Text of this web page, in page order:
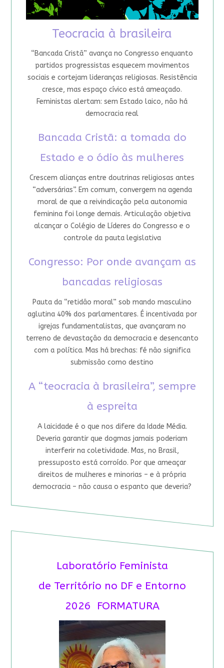
Teocracia à brasileira
“Bancada Cristã” avança no Congresso enquanto
partidos progressistas esquecem movimentos
sociais e cortejam lideranças religiosas. Resistência
cresce, mas espaço cívico está ameaçado.
Feministas alertam: sem Estado laico, não há
democracia real
Bancada Cristã: a tomada do
Estado e o ódio às mulheres
Crescem alianças entre doutrinas religiosas antes
“adversárias”. Em comum, convergem na agenda
moral de que a reivindicação pela autonomia
feminina foi longe demais. Articulação objetiva
alcançar o Colégio de Líderes do Congresso e o
controle da pauta legislativa
Congresso: Por onde avançam as
bancadas religiosas
Pauta da “retidão moral” sob mando masculino
aglutina 40% dos parlamentares. É incentivada por
igrejas fundamentalistas, que avançaram no
terreno de devastação da democracia e desencanto
com a política. Mas há brechas: fé não significa
submissão como destino
A “teocracia à brasileira”, sempre
à espreita
A laicidade é o que nos difere da Idade Média.
Deveria garantir que dogmas jamais poderiam
interferir na coletividade. Mas, no Brasil,
pressuposto está corroído. Por que ameaçar
direitos de mulheres e minorias – e à própria
democracia – não causa o espanto que deveria?
Laboratório Feminista
de Território no DF e Entorno
2026 FORMATURA